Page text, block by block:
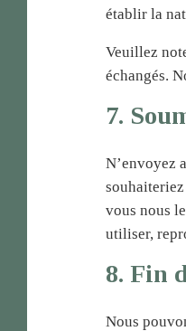
établir la
Veuillez
échangés.
7.
N’envoyez
vous nous
utiliser,
8. Fin
Nous